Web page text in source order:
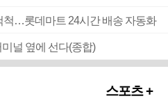
척…롯데마트 24시간 배송 자동화
널 옆에 선다(종합)
스포츠 +